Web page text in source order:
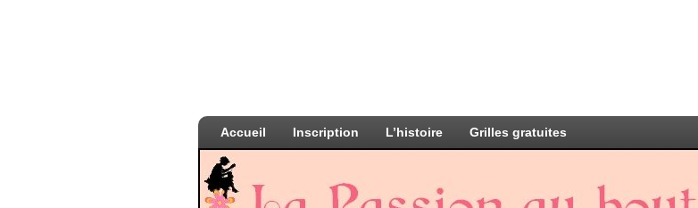
Accueil Inscription L’histoire Grilles gratuites